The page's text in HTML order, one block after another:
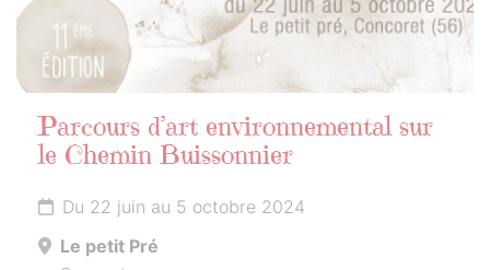
Parcours d’art environnemental sur
le Chemin Buissonnier
Du 22 juin au 5 octobre 2024
Le petit Pré